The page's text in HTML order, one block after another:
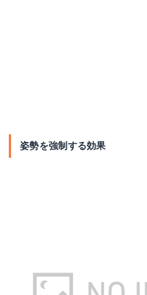
姿勢を強制する効果